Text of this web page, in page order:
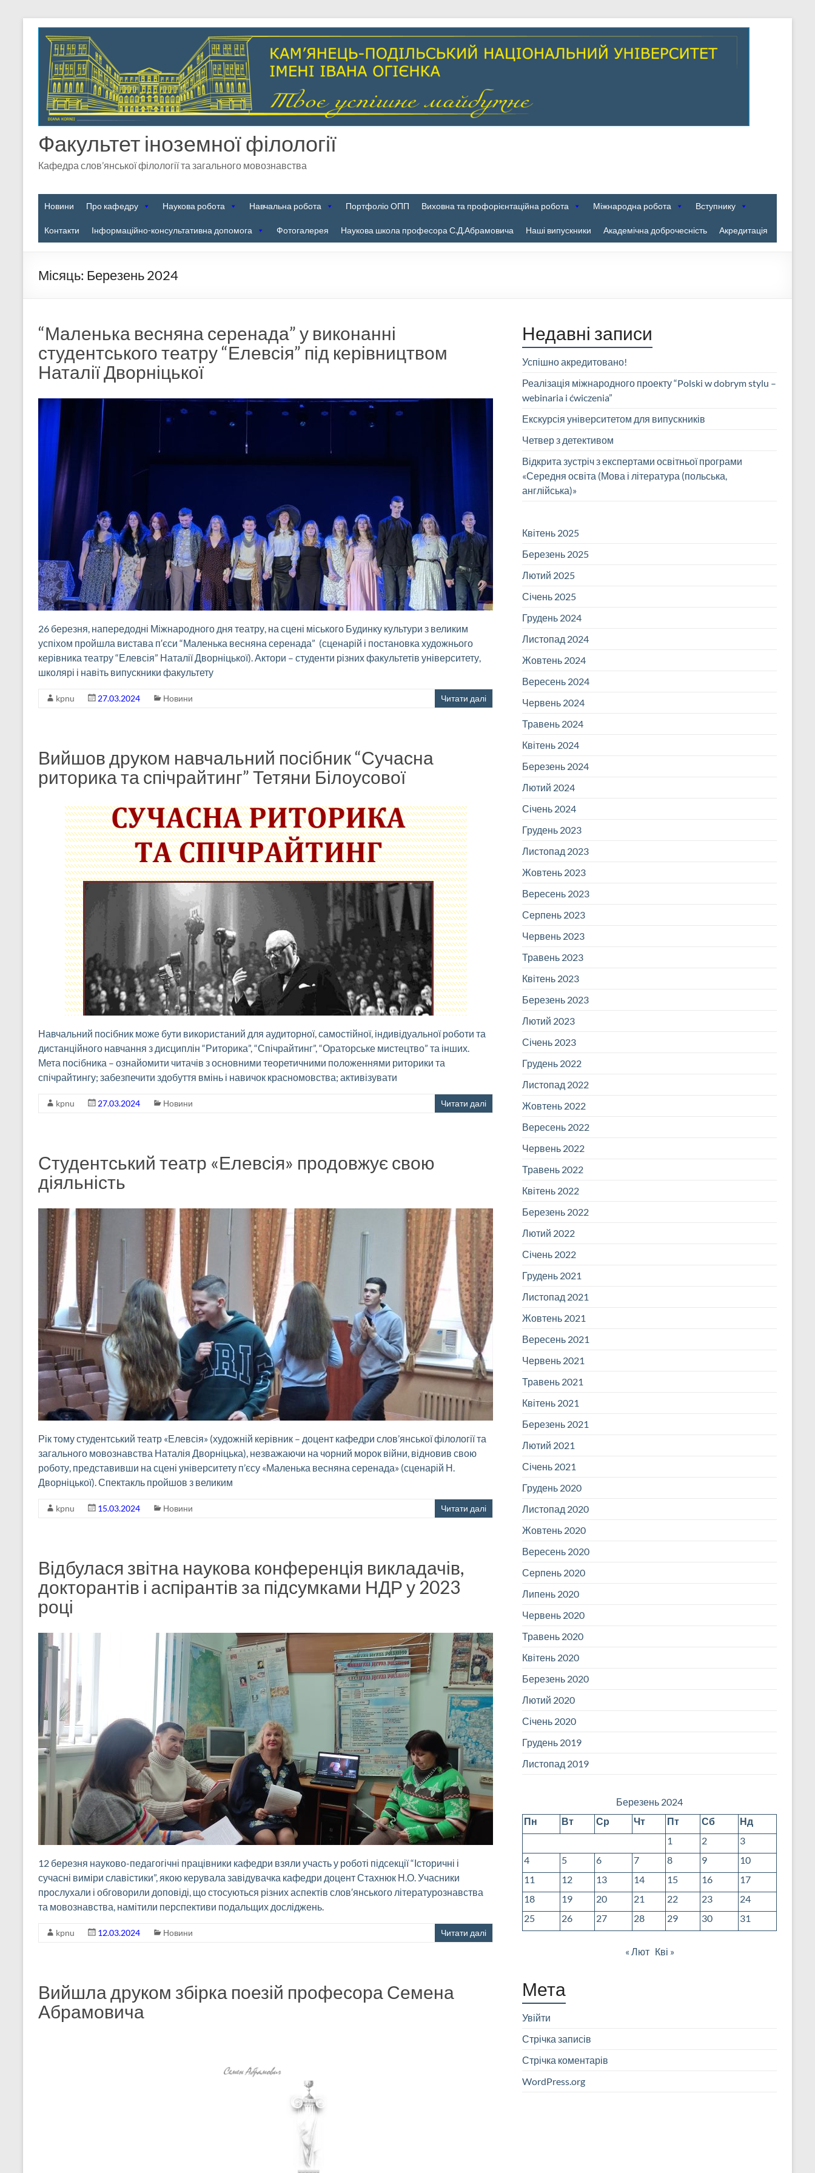
Факультет іноземної філології
Кафедра слов’янської філології та загального мовознавства
Новини Про кафедру Наукова робота Навчальна робота Портфоліо ОПП Виховна та профорієнтаційна робота Міжнародна робота Вступнику
Контакти Інформаційно-консультативна допомога Фотогалерея Наукова школа професора С.Д.Абрамовича Наші випускники Академічна доброчесність Акредитація
Місяць: Березень 2024
“Маленька весняна серенада” у виконанні
студентського театру “Елевсія” під керівництвом
Наталії Дворніцької
26 березня, напередодні Міжнародного дня театру, на сцені міського Будинку культури з великим
успіхом пройшла вистава п′єси “Маленька весняна серенада” (сценарій і постановка художнього
керівника театру “Елевсія” Наталії Дворніцької). Актори – студенти різних факультетів університету,
школярі і навіть випускники факультету
kpnu 27.03.2024 Новини Читати далі
Вийшов друком навчальний посібник “Сучасна
риторика та спічрайтинг” Тетяни Білоусової
Навчальний посібник може бути використаний для аудиторної, самостійної, індивідуальної роботи та
дистанційного навчання з дисциплін “Риторика”, “Спічрайтинг”, “Ораторське мистецтво” та інших.
Мета посібника – ознайомити читачів з основними теоретичними положеннями риторики та
спічрайтингу; забезпечити здобуття вмінь і навичок красномовства; активізувати
kpnu 27.03.2024 Новини Читати далі
Студентський театр «Елевсія» продовжує свою
діяльність
Рік тому студентський театр «Елевсія» (художній керівник – доцент кафедри слов’янської філології та
загального мовознавства Наталія Дворніцька), незважаючи на чорний морок війни, відновив свою
роботу, представивши на сцені університету п’єсу «Маленька весняна серенада» (сценарій Н.
Дворніцької). Спектакль пройшов з великим
kpnu 15.03.2024 Новини Читати далі
Відбулася звітна наукова конференція викладачів,
докторантів і аспірантів за підсумками НДР у 2023
році
12 березня науково-педагогічні працівники кафедри взяли участь у роботі підсекції “Історичні і
сучасні виміри славістики”, якою керувала завідувачка кафедри доцент Стахнюк Н.О. Учасники
прослухали і обговорили доповіді, що стосуються різних аспектів слов′янського літературознавства
та мовознавства, намітили перспективи подальщих досліджень.
kpnu 12.03.2024 Новини Читати далі
Вийшла друком збірка поезій професора Семена
Абрамовича
Недавні записи
Успішно акредитовано!
Реалізація міжнародного проекту “Polski w dobrym stylu –
webinaria i ćwiczenia”
Екскурсія університетом для випускників
Четвер з детективом
Відкрита зустріч з експертами освітньої програми
«Середня освіта (Мова і література (польська,
англійська)»
Квітень 2025
Березень 2025
Лютий 2025
Січень 2025
Грудень 2024
Листопад 2024
Жовтень 2024
Вересень 2024
Червень 2024
Травень 2024
Квітень 2024
Березень 2024
Лютий 2024
Січень 2024
Грудень 2023
Листопад 2023
Жовтень 2023
Вересень 2023
Серпень 2023
Червень 2023
Травень 2023
Квітень 2023
Березень 2023
Лютий 2023
Січень 2023
Грудень 2022
Листопад 2022
Жовтень 2022
Вересень 2022
Червень 2022
Травень 2022
Квітень 2022
Березень 2022
Лютий 2022
Січень 2022
Грудень 2021
Листопад 2021
Жовтень 2021
Вересень 2021
Червень 2021
Травень 2021
Квітень 2021
Березень 2021
Лютий 2021
Січень 2021
Грудень 2020
Листопад 2020
Жовтень 2020
Вересень 2020
Серпень 2020
Липень 2020
Червень 2020
Травень 2020
Квітень 2020
Березень 2020
Лютий 2020
Січень 2020
Грудень 2019
Листопад 2019
Березень 2024
Пн
Вт Ср Чт Пт Сб
Нд
1
2
3
4
5 6 7 8 9
10
11
12 13 14 15 16
17
18
19 20 21 22 23
24
25
26 27 28 29 30 31
« Лют Кві »
Мета
Увійти
Стрічка записів
Стрічка коментарів
WordPress.org